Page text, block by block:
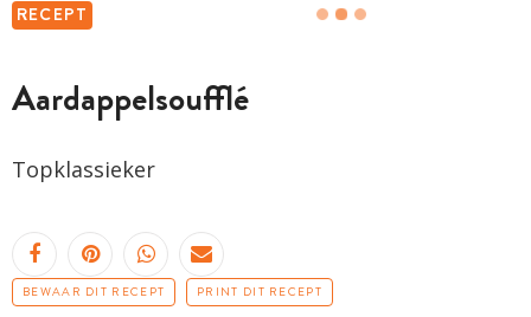
RECEPT
Aardappelsoufflé
Topklassieker
BEWAAR DIT RECEPT PRINT DIT RECEPT